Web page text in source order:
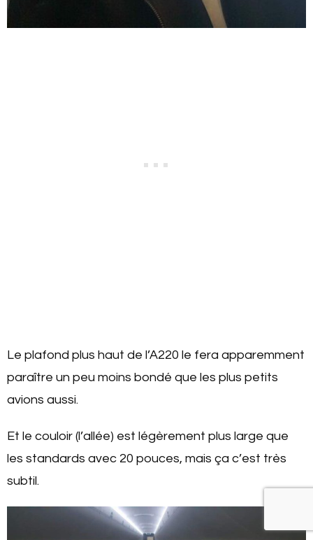
Le plafond plus haut de l’A220 le fera apparemment
paraître un peu moins bondé que les plus petits
avions aussi.
Et le couloir (l’allée) est légèrement plus large que
les standards avec 20 pouces, mais ça c’est très
subtil.